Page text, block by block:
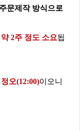
주문제작 방식으로
2주 정도 소요됩
오(12:00)이오니